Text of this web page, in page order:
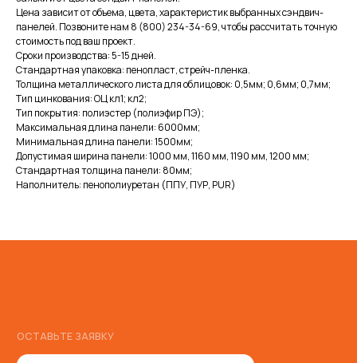
Цена зависит от объема, цвета, характеристик выбранных сэндвич-
панелей. Позвоните нам 8 (800) 234-34-69, чтобы рассчитать точную
стоимость под ваш проект.
Сроки производства: 5-15 дней.
Стандартная упаковка: пенопласт, стрейч-пленка.
Толщина металлического листа для облицовок: 0,5мм; 0,6мм; 0,7мм;
Тип цинкования: ОЦ кл1; кл2;
Тип покрытия: полиэстер (полиэфир ПЭ);
Максимальная длина панели: 6000мм;
Минимальная длина панели: 1500мм;
Допустимая ширина панели: 1000 мм, 1160 мм, 1190 мм, 1200 мм;
Стандартная толщина панели: 80мм;
Наполнитель: пенополиуретан (ППУ, ПУР, PUR)
ОСТАВЬТЕ ЗАЯВКУ
Проконсультируем,
подберем
оптимальное
скидку
Остались вопросы?